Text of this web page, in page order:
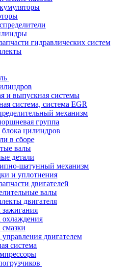
гидравлических систем
и выпускная системы
система, система EGR
механизм
группа
блока цилиндров
в сборе
валы
детали
шатунный механизм
и уплотнения
двигателей
валы
двигателя
охлаждения
двигателем
система